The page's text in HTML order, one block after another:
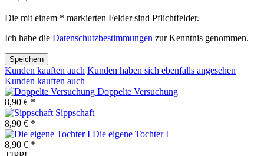
Die mit einem * markierten Felder sind Pflichtfelder.
Ich habe die Datenschutzbestimmungen zur Kenntnis genommen.
Speichern
Kunden kauften auch Kunden haben sich ebenfalls angesehen
Kunden kauften auch
Doppelte Versuchung
8,90 € *
Sippschaft
8,90 € *
Die eigene Tochter I
8,90 € *